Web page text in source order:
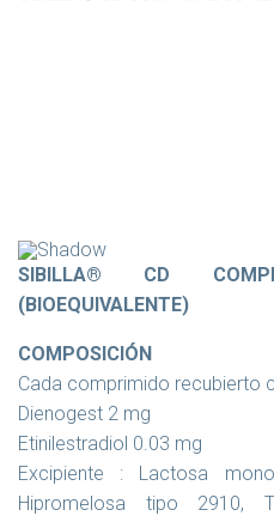
SIBILLA® CD
(BIOEQUIVALENTE)
COMPOSICIÓN
Cada comprimido recubierto
Dienogest 2 mg
Etinilestradiol 0.03 mg
Excipiente : Lactosa
Hipromelosa tipo 2910,